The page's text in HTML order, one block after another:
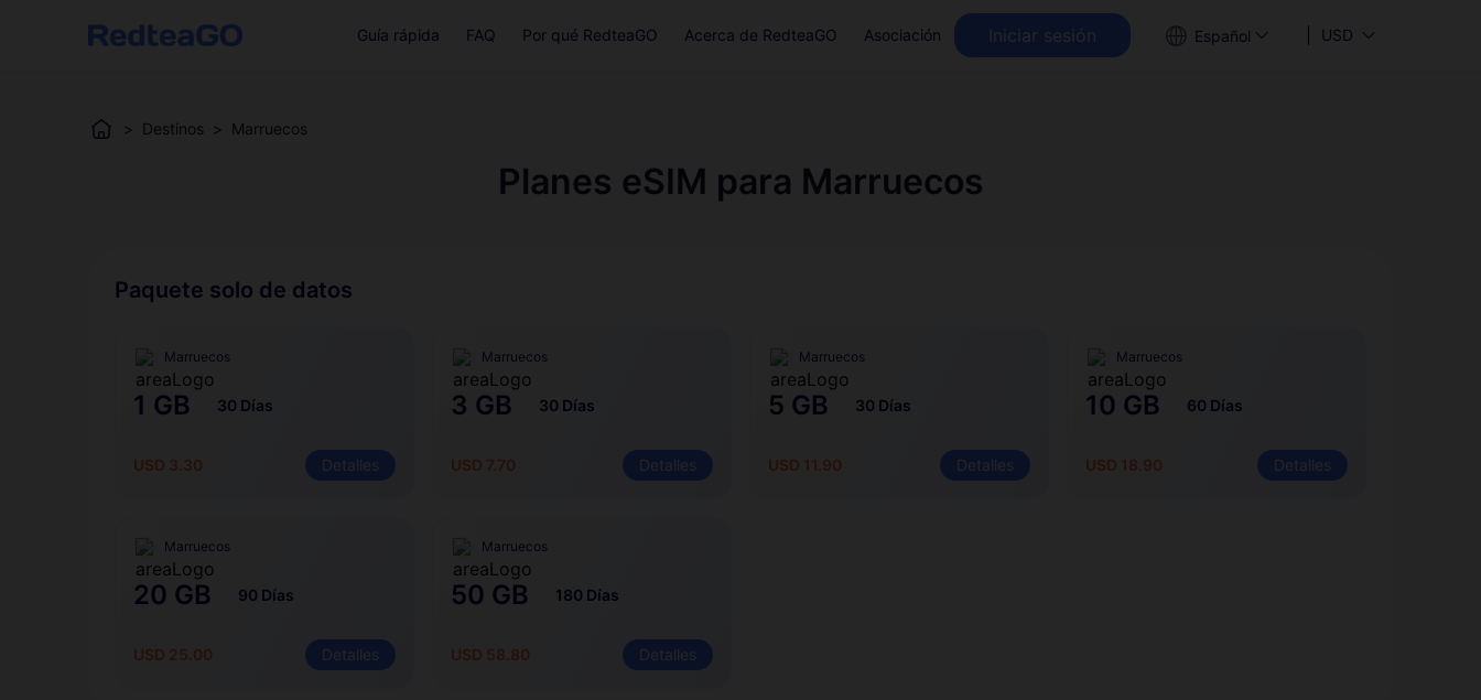
Guía rápida FAQ Por qué RedteaGO Acerca de RedteaGO Asociación Iniciar sesión Español USD
> Destinos > Marruecos
Planes eSIM para Marruecos
Paquete solo de datos
Marruecos
1 GB 30 Días
USD 3.30 Detalles
Marruecos
3 GB 30 Días
USD 7.70 Detalles
Marruecos
5 GB 30 Días
USD 11.90 Detalles
Marruecos
10 GB 60 Días
USD 18.90 Detalles
Marruecos
20 GB 90 Días
USD 25.00 Detalles
Marruecos
50 GB 180 Días
USD 58.80 Detalles